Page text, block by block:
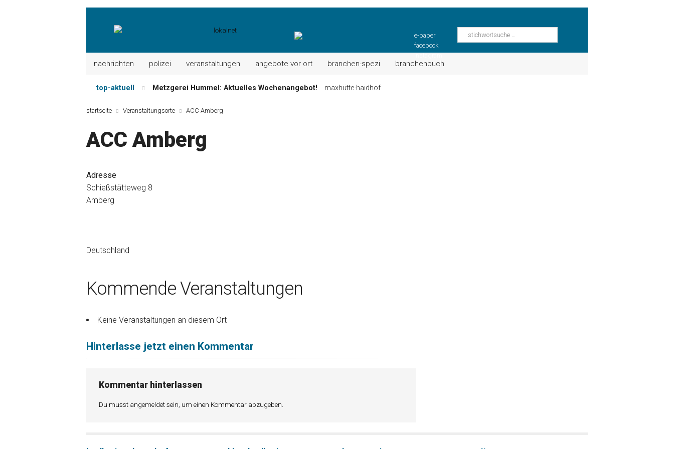
e-paper
facebook
nachrichten polizei veranstaltungen angebote vor ort branchen-spezi branchenbuch
top-aktuell Metzgerei Hummel: Aktuelles Wochenangebot!
maxhütte-haidhof
Der „deutsche Michel“ muss nun zahlen!
Maxhütter Fischladen: Unser aktuelles Angebot …
startseite Veranstaltungsorte ACC Amberg
ACC Amberg
Adresse
Schießstätteweg 8
Amberg
Deutschland
Kommende Veranstaltungen
Keine Veranstaltungen an diesem Ort
Hinterlasse jetzt einen Kommentar
Kommentar hinterlassen
Du musst angemeldetsein, um einen Kommentar abzugeben.